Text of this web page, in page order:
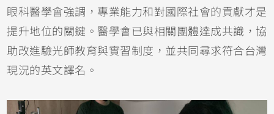
眼科醫學會強調，專業能力和對國際社會的貢獻才是
提升地位的關鍵。醫學會已與相關團體達成共識，協
助改進驗光師教育與實習制度，並共同尋求符合台灣
現況的英文譯名。